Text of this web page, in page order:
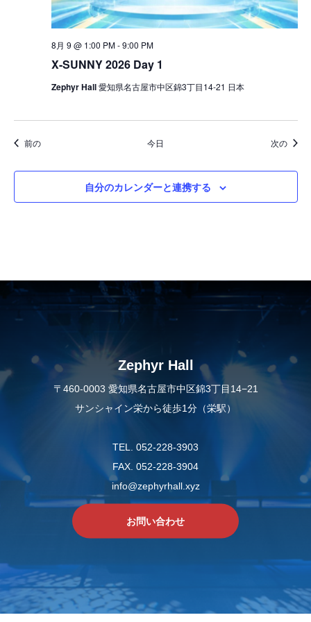
X-SUNNY 2026 Day 1
8月 9 @ 1:00 PM-9:00 PM
Zephyr Hall愛知県名古屋市中区錦3丁目14-21 日本
前のイベント 今日 次のイベ
自分のカレンダーと連携する
Zephyr Hall
〒460-0003 愛知県名古屋市中区錦3丁目14−21
サンシャイン栄から徒歩1分（栄駅）
TEL. 052-228-3903
FAX. 052-228-3904
info@zephyrhall.xyz
お問い合わせ